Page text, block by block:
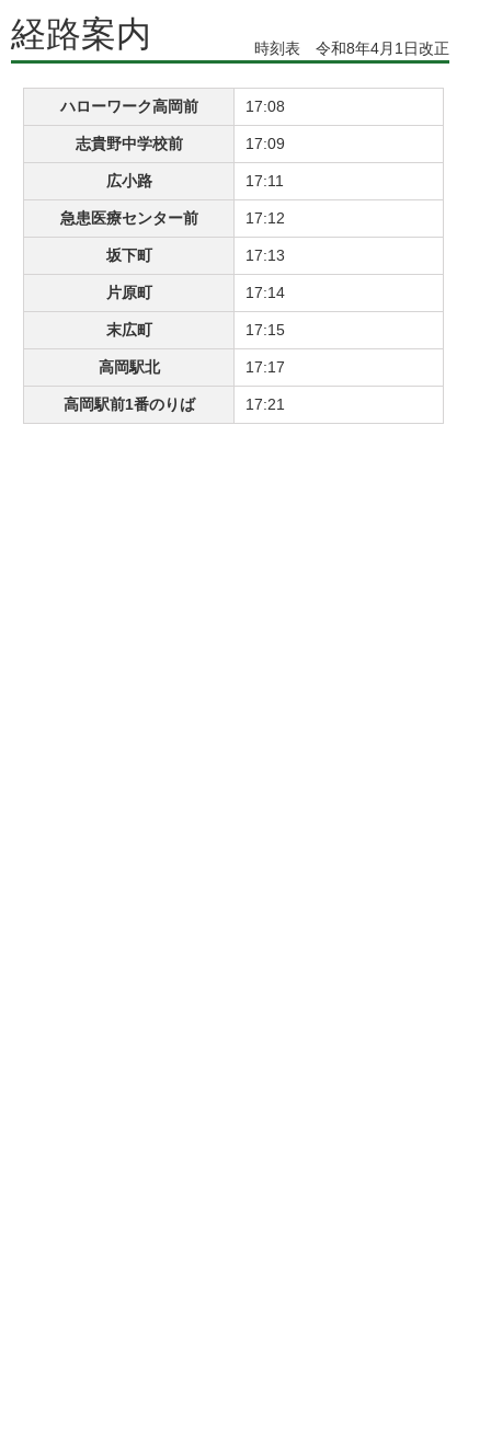
経路案内 時刻表 令和8年4月1日改正
ハローワーク高岡前 17:08
志貴野中学校前 17:09
広小路 17:11
急患医療センター前 17:12
坂下町 17:13
片原町 17:14
末広町 17:15
高岡駅北 17:17
高岡駅前1番のりば 17:21